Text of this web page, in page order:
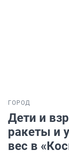
ГОРОД
Дети и
ракеты и
вес в